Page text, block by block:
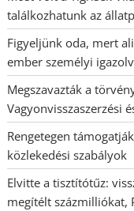
találkozhatunk az
Figyeljünk oda, mert
ember személyi
Megszavazták a
Vagyonvisszaszerzési
Rengetegen
közlekedési szabályok
Elvitte a tisztítótűz:
megítélt százmilliókat,